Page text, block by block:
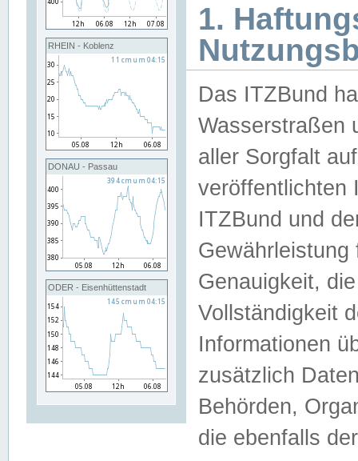
RHEIN - Koblenz
DONAU - Passau
ODER - Eisenhüttenstadt
1.
Das ITZBund
Wasserstraßen
aller Sorgfalt
veröffentlichten
ITZBund und
Genauigkeit,
Vollständigkeit
Informationen
zusätzlich
Behörden,
die ebenfalls